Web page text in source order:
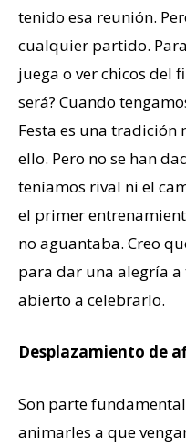
tenido esa reunión.
cualquier partido.
juega o ver chicos del
será? Cuando
Festa es una tradición
ello. Pero no se han
teníamos rival ni el
el primer
no aguantaba. Creo
para dar una alegría a
abierto a celebrarlo.
Desplazamiento de
Son parte
animarles a que